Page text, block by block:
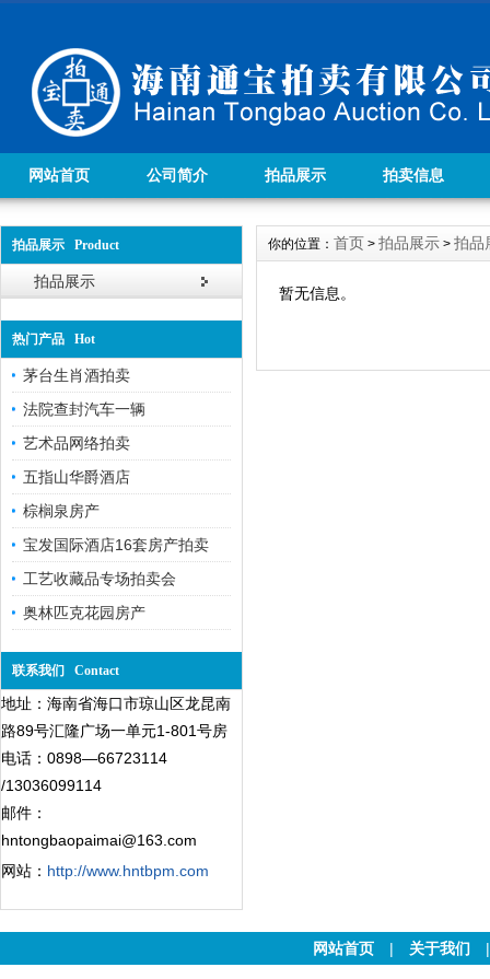
网站首页 公司简介 拍品展示 拍卖信息
拍品展示 Product
拍品展示
热门产品 Hot
茅台生肖酒拍卖
法院查封汽车一辆
艺术品网络拍卖
五指山华爵酒店
棕榈泉房产
宝发国际酒店16套房产拍卖
工艺收藏品专场拍卖会
奥林匹克花园房产
联系我们 Contact
地址：海南省海口市琼山区龙昆南
路89号汇隆广场一单元1-801号房
电话：0898—66723114
/13036099114
邮件：
hntongbaopaimai@163.com
网站： http://www.hntbpm.com
你的位置： 首页 > 拍品展示 > 拍品
暂无信息。
网站首页 | 关于我们